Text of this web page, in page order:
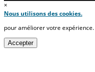
×
Nous utilisons des cookies.
pour améliorer votre expérience.
Accepter